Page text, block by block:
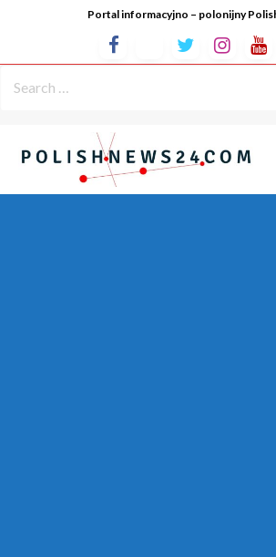
Portal informacyjno – polonijny